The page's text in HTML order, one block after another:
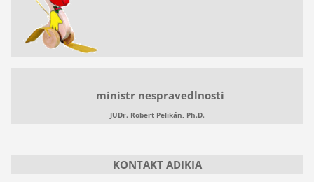
ministr nespravedlnosti
JUDr. Robert Pelikán, Ph.D.
KONTAKT ADIKIA